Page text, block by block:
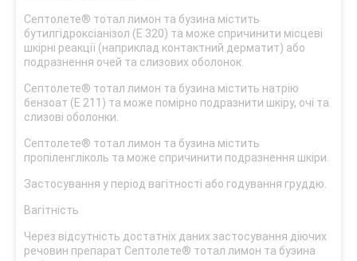
Септолете® тотал лимон та бузина містить
бутилгідроксіанізол (Е 320) та може спричинити місцеві
шкірні реакції (наприклад контактний дерматит) або
подразнення очей та слизових оболонок.
Септолете® тотал лимон та бузина містить натрію
бензоат (E 211) та може помірно подразнити шкіру, очі та
слизові оболонки.
Септолете® тотал лимон та бузина містить
пропіленгліколь та може спричинити подразнення шкіри.
Застосування у період вагітності або годування груддю.
Вагітність
Через відсутність достатніх даних застосування діючих
речовин препарат Септолете® тотал лимон та бузина